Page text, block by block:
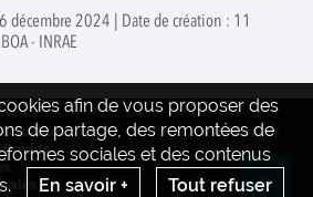
la
et
à la
décembre 2024 | Date de création : 11
- INRAE
afin de vous proposer des
de partage, des remontées de
sociales et des contenus
En savoir + Tout refuser
Actualités
Crédits
www.inrae.fr